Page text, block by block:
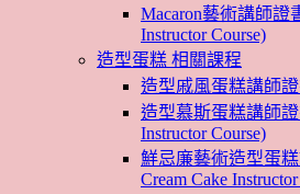
Macaron藝術講師證
Instructor Course)
造型蛋糕 相關課程
造型戚風蛋糕講師
造型慕斯蛋糕講師證
Instructor Course)
鮮忌廉藝術造型蛋
Cream Cake